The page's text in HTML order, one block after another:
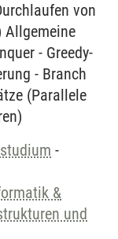
von
Allgemeine
- Greedy-
- Branch
(Parallele
-
&
und